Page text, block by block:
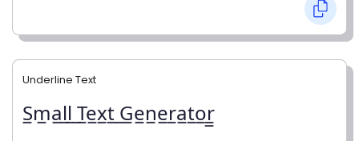
Underline Text
S̲m̲a̲l̲l̲ ̲T̲e̲x̲t̲ ̲G̲e̲n̲e̲r̲a̲t̲o̲r̲̲